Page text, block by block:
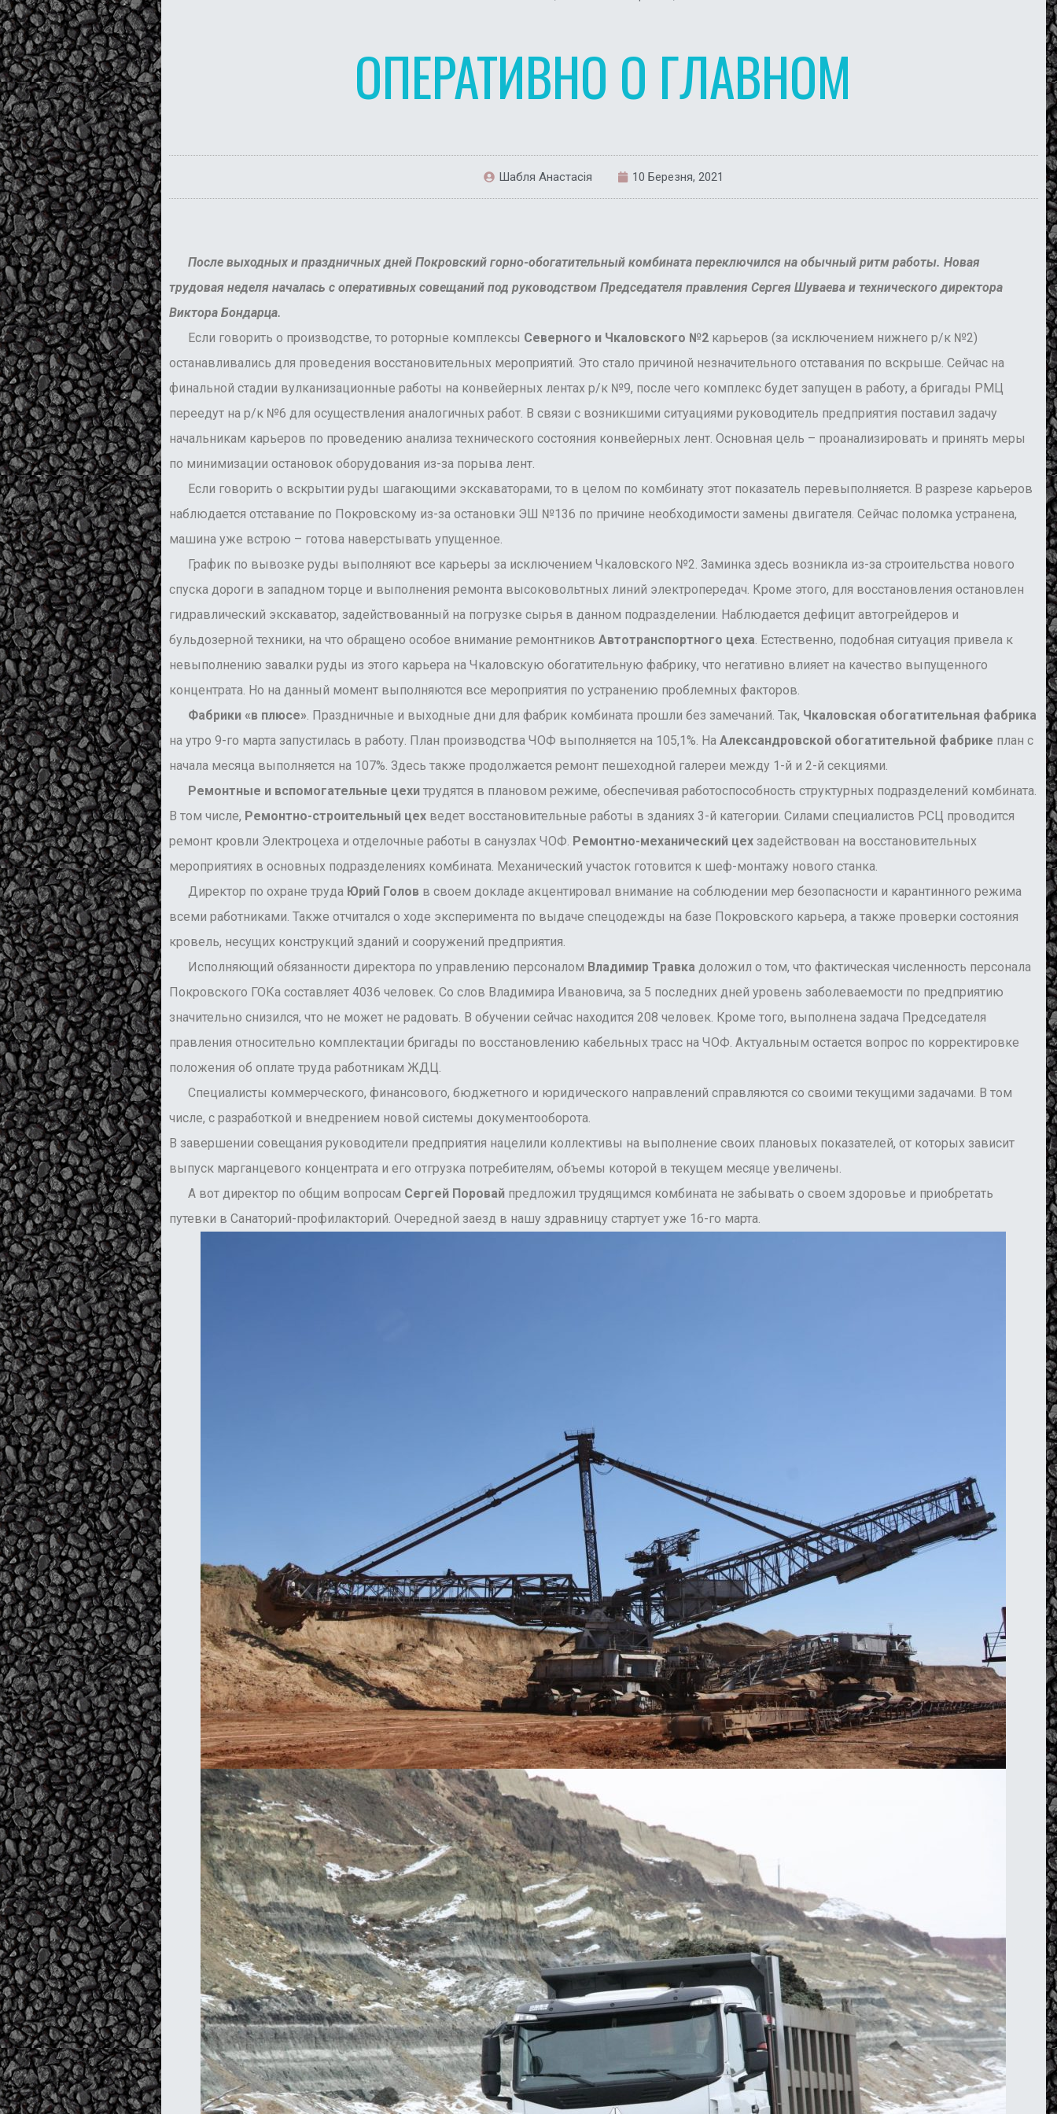
ОПЕРАТИВНО О ГЛАВНОМ
Шабля Анастасія 10 Березня, 2021
После выходных и праздничных дней Покровский горно-обогатительный комбината переключился на обычный ритм работы. Новая
трудовая неделя началась с оперативных совещаний под руководством Председателя правления Сергея Шуваева и технического директора
Виктора Бондарца.
Если говорить о производстве, то роторные комплексы Северного и Чкаловского №2 карьеров (за исключением нижнего р/к №2)
останавливались для проведения восстановительных мероприятий. Это стало причиной незначительного отставания по вскрыше. Сейчас на
финальной стадии вулканизационные работы на конвейерных лентах р/к №9, после чего комплекс будет запущен в работу, а бригады РМЦ
переедут на р/к №6 для осуществления аналогичных работ. В связи с возникшими ситуациями руководитель предприятия поставил задачу
начальникам карьеров по проведению анализа технического состояния конвейерных лент. Основная цель – проанализировать и принять меры
по минимизации остановок оборудования из-за порыва лент.
Если говорить о вскрытии руды шагающими экскаваторами, то в целом по комбинату этот показатель перевыполняется. В разрезе карьеров
наблюдается отставание по Покровскому из-за остановки ЭШ №136 по причине необходимости замены двигателя. Сейчас поломка устранена,
машина уже встрою – готова наверстывать упущенное.
График по вывозке руды выполняют все карьеры за исключением Чкаловского №2. Заминка здесь возникла из-за строительства нового
спуска дороги в западном торце и выполнения ремонта высоковольтных линий электропередач. Кроме этого, для восстановления остановлен
гидравлический экскаватор, задействованный на погрузке сырья в данном подразделении. Наблюдается дефицит автогрейдеров и
бульдозерной техники, на что обращено особое внимание ремонтников Автотранспортного цеха. Естественно, подобная ситуация привела к
невыполнению завалки руды из этого карьера на Чкаловскую обогатительную фабрику, что негативно влияет на качество выпущенного
концентрата. Но на данный момент выполняются все мероприятия по устранению проблемных факторов.
Фабрики «в плюсе». Праздничные и выходные дни для фабрик комбината прошли без замечаний. Так, Чкаловская обогатительная фабрика
на утро 9-го марта запустилась в работу. План производства ЧОФ выполняется на 105,1%. НаАлександровской обогатительной фабрике план с
начала месяца выполняется на 107%. Здесь также продолжается ремонт пешеходной галереи между 1-й и 2-й секциями.
Ремонтные и вспомогательные цехи трудятся в плановом режиме, обеспечивая работоспособность структурных подразделений комбината.
В том числе, Ремонтно-строительный цех ведет восстановительные работы в зданиях 3-й категории. Силами специалистов РСЦ проводится
ремонт кровли Электроцеха и отделочные работы в санузлах ЧОФ. Ремонтно-механический цех задействован на восстановительных
мероприятиях в основных подразделениях комбината. Механический участок готовится к шеф-монтажу нового станка.
Директор по охране труда Юрий Голов в своем докладе акцентировал внимание на соблюдении мер безопасности и карантинного режима
всеми работниками. Также отчитался о ходе эксперимента по выдаче спецодежды на базе Покровского карьера, а также проверки состояния
кровель, несущих конструкций зданий и сооружений предприятия.
Исполняющий обязанности директора по управлению персоналом Владимир Травка доложил о том, что фактическая численность персонала
Покровского ГОКа составляет 4036 человек. Со слов Владимира Ивановича, за 5 последних дней уровень заболеваемости по предприятию
значительно снизился, что не может не радовать. В обучении сейчас находится 208 человек. Кроме того, выполнена задача Председателя
правления относительно комплектации бригады по восстановлению кабельных трасс на ЧОФ. Актуальным остается вопрос по корректировке
положения об оплате труда работникам ЖДЦ.
Специалисты коммерческого, финансового, бюджетного и юридического направлений справляются со своими текущими задачами. В том
числе, с разработкой и внедрением новой системы документооборота.
В завершении совещания руководители предприятия нацелили коллективы на выполнение своих плановых показателей, от которых зависит
выпуск марганцевого концентрата и его отгрузка потребителям, объемы которой в текущем месяце увеличены.
А вот директор по общим вопросам Сергей Поровай предложил трудящимся комбината не забывать о своем здоровье и приобретать
путевки в Санаторий-профилакторий. Очередной заезд в нашу здравницу стартует уже 16-го марта.